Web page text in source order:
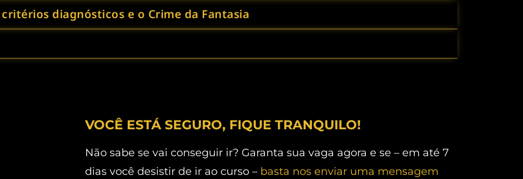
diagnósticos e o Crime da Fantasia
VOCÊ ESTÁ SEGURO, FIQUE TRANQUILO!
Não sabe se vai conseguir ir? Garanta sua vaga agora e se – em até 7
dias você desistir de ir ao curso – basta nos enviar uma mensagem